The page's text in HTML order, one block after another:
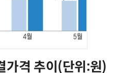
가격 추이(단위:원)